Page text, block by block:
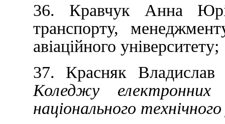
36. Кравчук Анна
транспорту,
авіаційного університету;
37. Красняк
Коледжу електронних
національного